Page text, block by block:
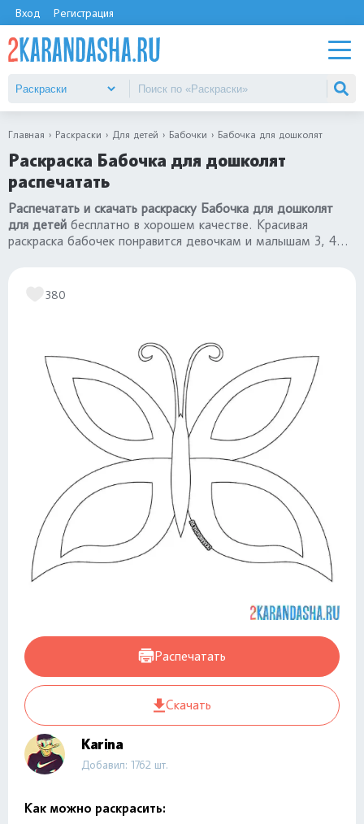
Вход Регистрация
Главная Раскраски Для детей Бабочки Бабочка для дошколят
Раскраска Бабочка для дошколят
распечатать
Распечатать и скачать раскраску Бабочка для дошколят
для детей бесплатно в хорошем качестве. Красивая
раскраска бабочек понравится девочкам и малышам 3, 4
380
Распечатать
Скачать
Karina
Добавил: 1762 шт.
Как можно раскрасить: